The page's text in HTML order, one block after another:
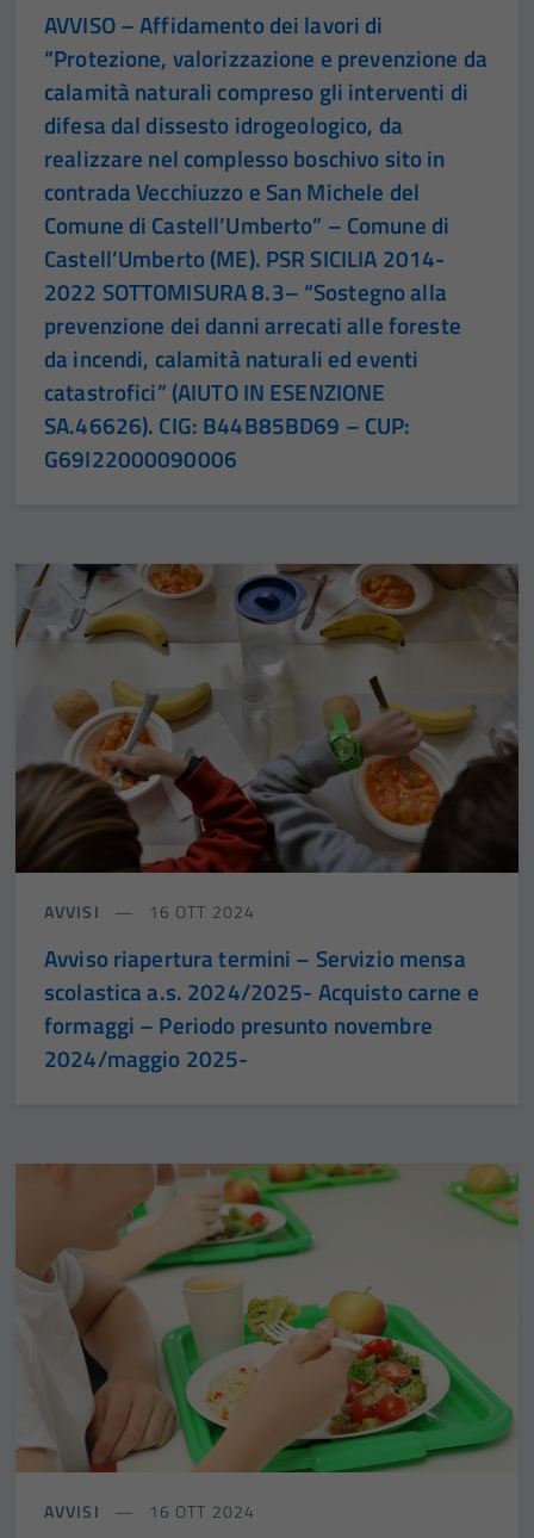
AVVISO – Affidamento dei lavori di
“Protezione, valorizzazione e prevenzione da
calamità naturali compreso gli interventi di
difesa dal dissesto idrogeologico, da
realizzare nel complesso boschivo sito in
contrada Vecchiuzzo e San Michele del
Comune di Castell’Umberto” – Comune di
Castell’Umberto (ME). PSR SICILIA 2014-
2022 SOTTOMISURA 8.3– “Sostegno alla
prevenzione dei danni arrecati alle foreste
da incendi, calamità naturali ed eventi
catastrofici” (AIUTO IN ESENZIONE
SA.46626). CIG: B44B85BD69 – CUP:
G69I22000090006
AVVISI 16 OTT 2024
Avviso riapertura termini – Servizio mensa
scolastica a.s. 2024/2025- Acquisto carne e
formaggi – Periodo presunto novembre
2024/maggio 2025-
AVVISI 16 OTT 2024